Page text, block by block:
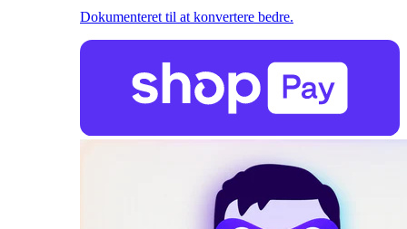
Dokumenteret til at konvertere bedre.